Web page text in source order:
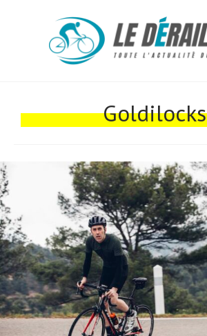
Goldilocks
Tests de produits
Tous nos articles
À propos